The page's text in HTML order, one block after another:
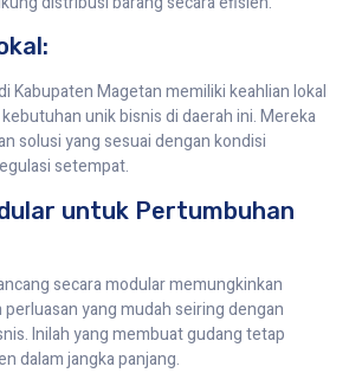
Kabupaten Magetan memiliki keahlian lokal
unik bisnis di daerah ini. Mereka
solusi yang sesuai dengan kondisi
setempat.
untuk Pertumbuhan
secara modular memungkinkan
yang mudah seiring dengan
Inilah yang membuat gudang tetap
dalam jangka panjang.